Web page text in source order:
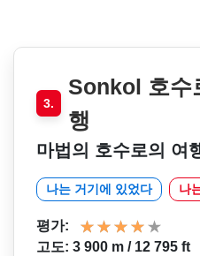
3.
Sonkol 호수
행
마법의 호수로의 여
나는 거기에 있었다 나
평가:
고도: 3 900 m / 12 795 ft